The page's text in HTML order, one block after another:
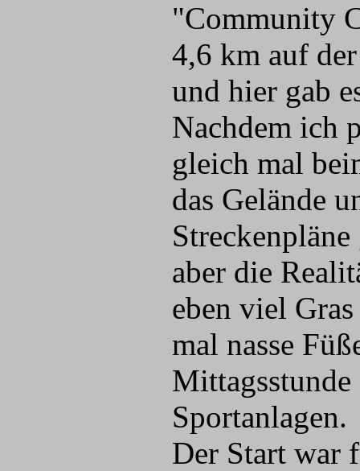
"Community
4,6 km auf
und hier gab
Nachdem ich
gleich mal
das Gelände
aber die
eben viel
mal nasse
Sportanlagen.
Der Start war